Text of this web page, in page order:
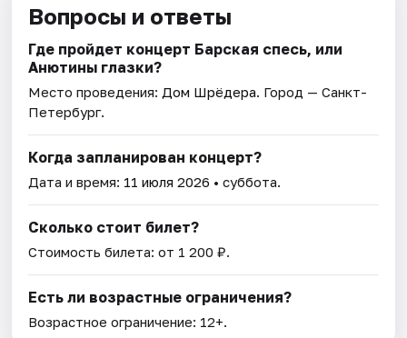
Вопросы и ответы
Где пройдет концерт Барская спесь, или
Анютины глазки?
Место проведения: Дом Шрёдера. Город — Санкт-
Петербург.
Когда запланирован концерт?
Дата и время: 11 июля 2026 • суббота.
Сколько стоит билет?
Стоимость билета: от 1 200 ₽.
Есть ли возрастные ограничения?
Возрастное ограничение: 12+.